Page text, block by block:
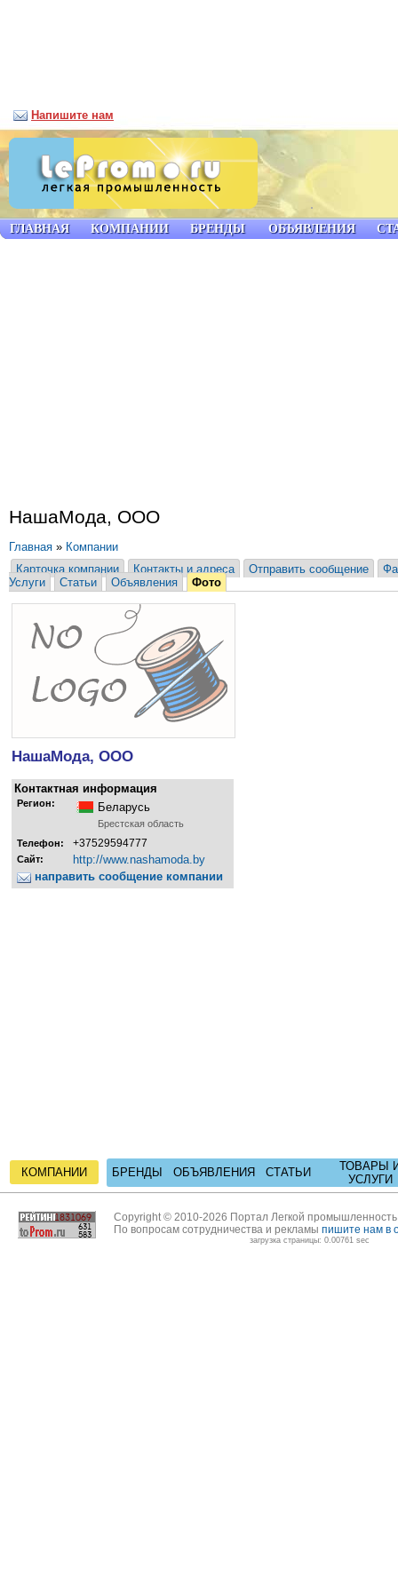
НашаМода, ООО
Главная » Компании
Карточка компании
Контакты и адреса Отправить сообщение
Услуги
Статьи Объявления Фото
НашаМода, ООО
Контактная информация
Регион: Беларусь
Брестская область
Телефон:
+37529594777
Сайт:
http://www.nashamoda.by
направить сообщение компании
КОМПАНИИ БРЕНДЫ ОБЪЯВЛЕНИЯ СТАТЬИ
ТОВАРЫ
УСЛУГИ
ГЛАВНАЯ КОМПАНИИ БРЕНДЫ ОБЪЯВЛЕНИЯ
Напишите нам
Copyright © 2010-2026 Портал Легкой
По вопросам сотрудничества и рекламы пишите нам в
загрузка страницы: 0.00761 sec